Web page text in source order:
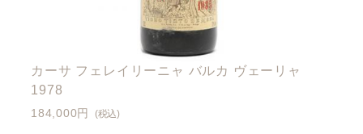
カーサ フェレイリーニャ バルカ ヴェーリャ
1978
184,000円 (税込)